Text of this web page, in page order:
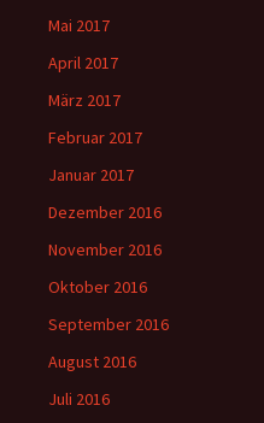
Mai 2017
April 2017
März 2017
Februar 2017
Januar 2017
Dezember 2016
November 2016
Oktober 2016
September 2016
August 2016
Juli 2016